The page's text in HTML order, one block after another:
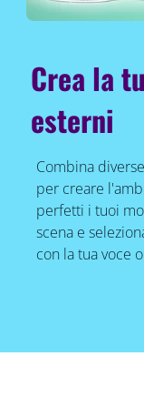
Crea la
esterni
Combina
per creare
perfetti i tuoi
scena e
con la tua voce